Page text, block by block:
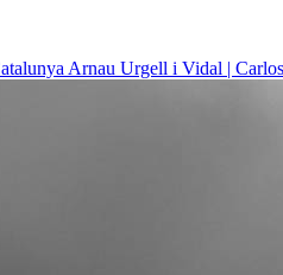
Arnau Urgell i Vidal |